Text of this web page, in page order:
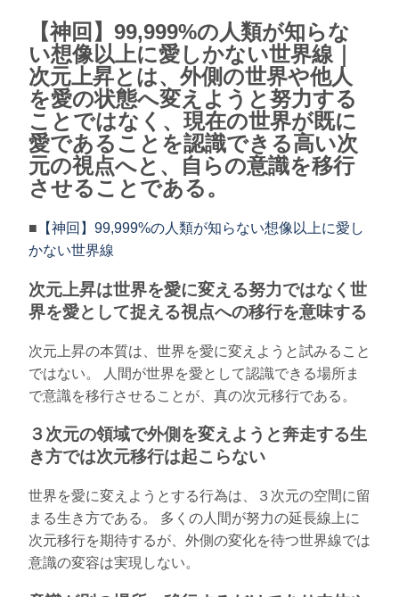
【神回】99,999%の人類が知らな
い想像以上に愛しかない世界線｜
次元上昇とは、外側の世界や他人
を愛の状態へ変えようと努力する
ことではなく、現在の世界が既に
愛であることを認識できる高い次
元の視点へと、自らの意識を移行
させることである。
■ 【神回】99,999%の人類が知らない想像以上に愛し
かない世界線
次元上昇は世界を愛に変える努力ではなく世
界を愛として捉える視点への移行を意味する
次元上昇の本質は、世界を愛に変えようと試みること
ではない。 人間が世界を愛として認識できる場所ま
で意識を移行させることが、真の次元移行である。
３次元の領域で外側を変えようと奔走する生
き方では次元移行は起こらない
世界を愛に変えようとする行為は、３次元の空間に留
まる生き方である。 多くの人間が努力の延長線上に
次元移行を期待するが、外側の変化を待つ世界線では
意識の変容は実現しない。